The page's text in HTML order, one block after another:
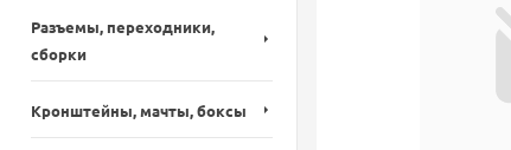
Разъемы, переходники,
сборки
Кронштейны, мачты, боксы